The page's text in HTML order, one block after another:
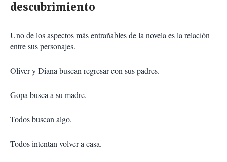
descubrimiento
Uno de los aspectos más entrañables de la novela es la relación
entre sus personajes.
Oliver y Diana buscan regresar con sus padres.
Gopa busca a su madre.
Todos buscan algo.
Todos intentan volver a casa.